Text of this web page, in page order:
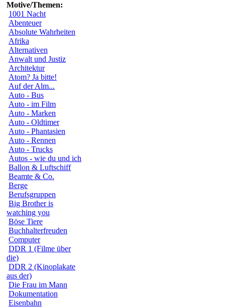
Motive/Themen:
1001 Nacht
Abenteuer
Absolute Wahrheiten
Afrika
Alternativen
Anwalt und Justiz
Architektur
Atom? Ja bitte!
Auf der Alm...
Auto - Bus
Auto - im Film
Auto - Marken
Auto - Oldtimer
Auto - Phantasien
Auto - Rennen
Auto - Trucks
Autos - wie du und ich
Ballon & Luftschiff
Beamte & Co.
Berge
Berufsgruppen
Big Brother is
watching you
Böse Tiere
Buchhalterfreuden
Computer
DDR 1 (Filme über
die)
DDR 2 (Kinoplakate
aus der)
Die Frau im Mann
Dokumentation
Eisenbahn